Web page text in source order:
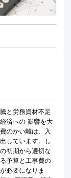
と労務資材不足
済への 影響を大
のかい離は、入
しています。し
初期から適切な
予算と工事費の
必要になりま